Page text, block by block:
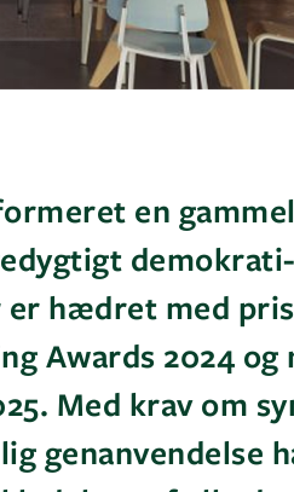
en gammel
hædret med
Awards 2024 og
Med krav om
genanvendelse